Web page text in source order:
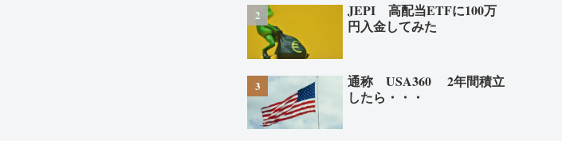
JEPI 高配当ETFに100万
円入金してみた
通称 USA360 2年間積立
したら・・・